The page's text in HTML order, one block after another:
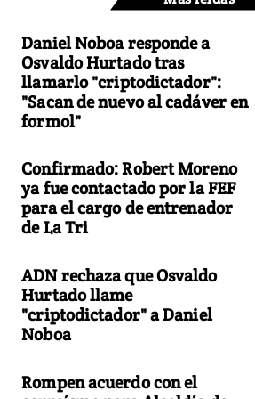
Daniel Noboa responde a
Osvaldo Hurtado tras
llamarlo "criptodictador":
"Sacan de nuevo al cadáver en
formol"
Confirmado: Robert Moreno
ya fue contactado por la FEF
para el cargo de entrenador
de La Tri
ADN rechaza que Osvaldo
Hurtado llame
"criptodictador" a Daniel
Noboa
Rompen acuerdo con el